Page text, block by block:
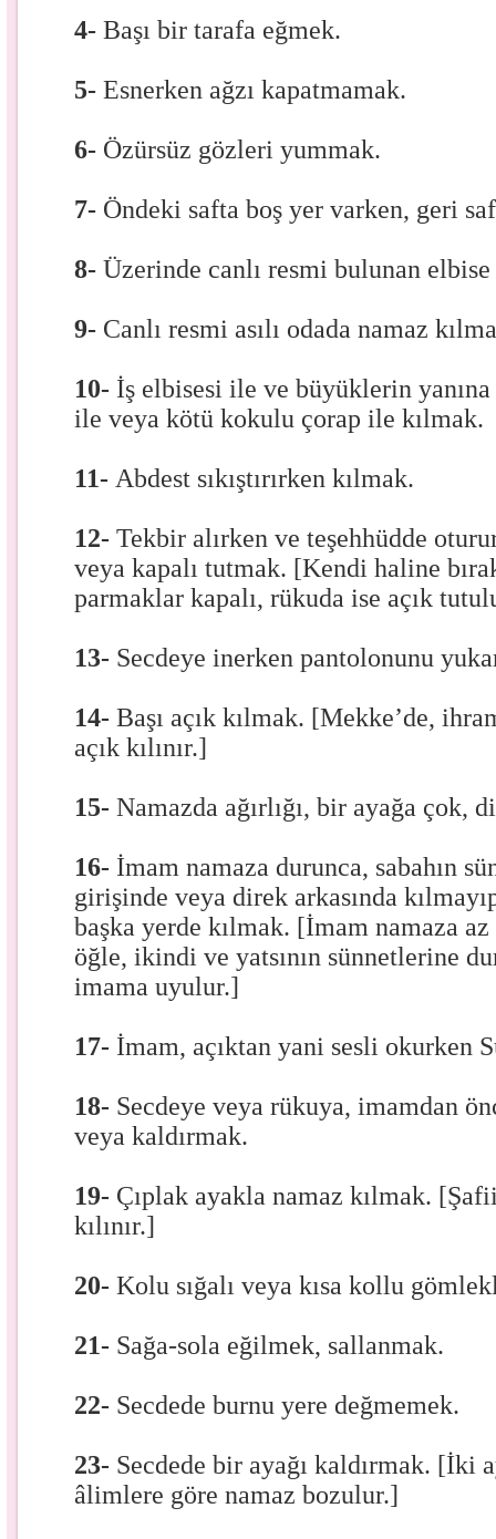
4-Başı bir tarafa eğmek.
5-Esnerken ağzı kapatmamak.
6- Özürsüz gözleri yummak.
7- Öndeki safta boş yer varken, geri
8-Üzerinde canlı resmi bulunan
9- Canlı resmi asılı odada namaz
10- İş elbisesi ile ve büyüklerin
ile veya kötü kokulu çorap ile kılmak.
11- Abdest sıkıştırırken kılmak.
12-Tekbir alırken ve teşehhüdde
veya kapalı tutmak. [Kendi haline
parmaklar kapalı, rükuda ise açık
13- Secdeye inerken pantolonunu
14-Başı açık kılmak. [Mekke’de,
açık kılınır.]
15-Namazda ağırlığı, bir ayağa çok,
16- İmam namaza durunca, sabahın
girişinde veya direk arkasında
başka yerde kılmak. [İmam namaza az
öğle, ikindi ve yatsının sünnetlerine
imama uyulur.]
17- İmam, açıktan yani sesli okurken
18- Secdeye veya rükuya, imamdan
veya kaldırmak.
19- Çıplak ayakla namaz kılmak.
kılınır.]
20-Kolu sığalı veya kısa kollu
21- Sağa-sola eğilmek, sallanmak.
22- Secdede burnu yere değmemek.
23- Secdede bir ayağı kaldırmak. [İki
âlimlere göre namaz bozulur.]